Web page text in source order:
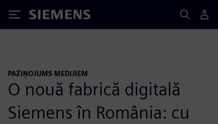
Siemens
PAZIŅOJUMS MEDIJIEM
O nouă fabrică digitală
Siemens în România: cu